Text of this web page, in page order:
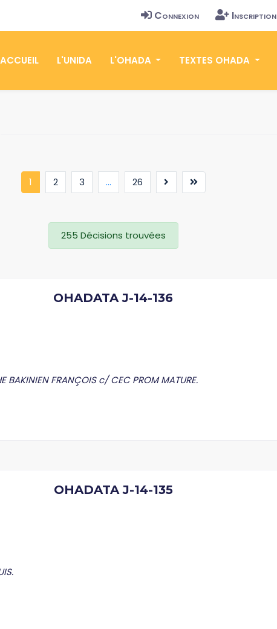
Connexion Inscription
ACCUEIL L'UNIDA L'OHADA TEXTES OHADA
1 (current)
2 3 ... 26
255 Décisions trouvées
OHADATA J-14-136
FRANÇOIS c/ CEC PROM MATURE.
OHADATA J-14-135